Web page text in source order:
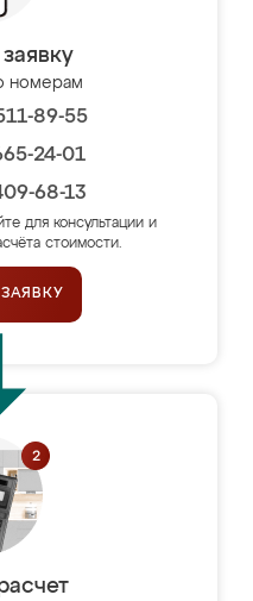
номерам
89-55
24-01
68-13
для консультации и
стоимости.